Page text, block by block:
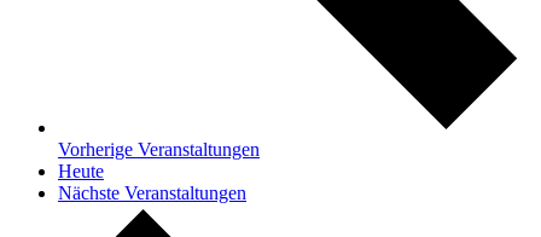
Vorherige Veranstaltungen
Heute
Nächste Veranstaltungen